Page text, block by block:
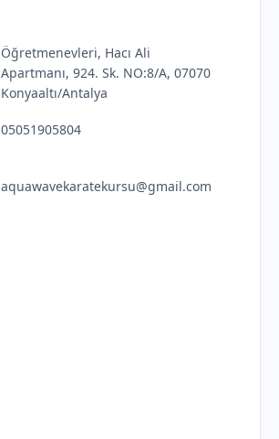
Öğretmenevleri, Hacı Ali
Apartmanı, 924. Sk. NO:8/A, 07070
Konyaaltı/Antalya
05051905804
aquawavekaratekursu@gmail.com